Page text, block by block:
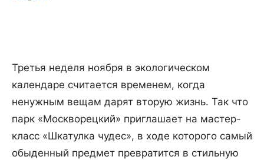
Третья неделя ноября в экологическом
календаре считается временем, когда
ненужным вещам дарят вторую жизнь. Так что
парк «Москворецкий» приглашает на мастер-
класс «Шкатулка чудес», в ходе которого самый
обыденный предмет превратится в стильную